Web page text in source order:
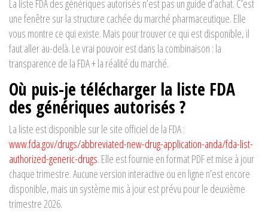
La liste FDA des génériques autorisés n’est pas un guide d’achat. C’est
une fenêtre sur la structure cachée du marché pharmaceutique. Elle
vous montre ce qui existe. Mais pour trouver ce qui est disponible, il
faut aller au-delà. Le vrai pouvoir est dans la combinaison : la
transparence de la FDA + la réalité du marché.
Où puis-je télécharger la liste FDA
des génériques autorisés ?
La liste est disponible sur le site officiel de la FDA :
www.fda.gov/drugs/abbreviated-new-drug-application-anda/fda-list-
authorized-generic-drugs. Elle est fournie en format PDF et mise à jour
chaque trimestre. Aucune version interactive ou en ligne n’est encore
disponible, mais un système mis à jour est prévu pour le deuxième
trimestre 2026.